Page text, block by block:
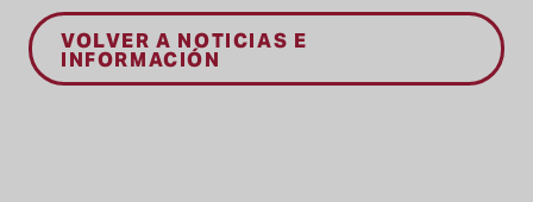
VOLVER A NOTICIAS E
INFORMACIÓN